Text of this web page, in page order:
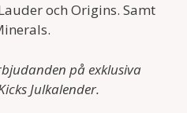
och Origins. Samt
på exklusiva
Julkalender.